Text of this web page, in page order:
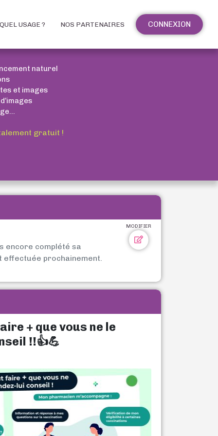
USAGE ? NOS PARTENAIRES CONNEXION
naturel
et images
gratuit !
MODIFIER
encore complété sa
effectuée prochainement.
+ que vous ne le
!!👍💪